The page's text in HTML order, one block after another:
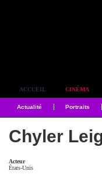
ACCUEIL CINÉMA
Actualité Portraits
Chyler
Acteur
États-Unis